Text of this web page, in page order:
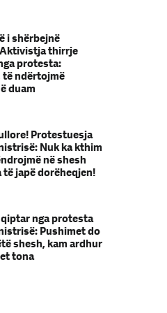
i shërbejnë
thirrje
protesta:
të ndërtojmë
duam
Protestuesja
Nuk ka kthim
në shesh
të japë dorëheqjen!
nga protesta
Pushimet do
shesh, kam ardhur
tona